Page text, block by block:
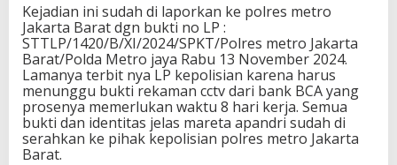
Kejadian ini sudah di laporkan ke polres metro
Jakarta Barat dgn bukti no LP :
STTLP/1420/B/XI/2024/SPKT/Polres metro Jakarta
Barat/Polda Metro jaya Rabu 13 November 2024.
Lamanya terbit nya LP kepolisian karena harus
menunggu bukti rekaman cctv dari bank BCA yang
prosenya memerlukan waktu 8 hari kerja. Semua
bukti dan identitas jelas mareta apandri sudah di
serahkan ke pihak kepolisian polres metro Jakarta
Barat.